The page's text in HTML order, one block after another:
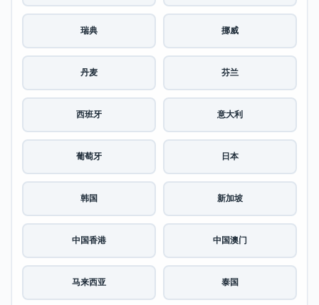
瑞典 挪威
丹麦 芬兰
西班牙 意大利
葡萄牙 日本
韩国 新加坡
中国香港 中国澳门
马来西亚 泰国